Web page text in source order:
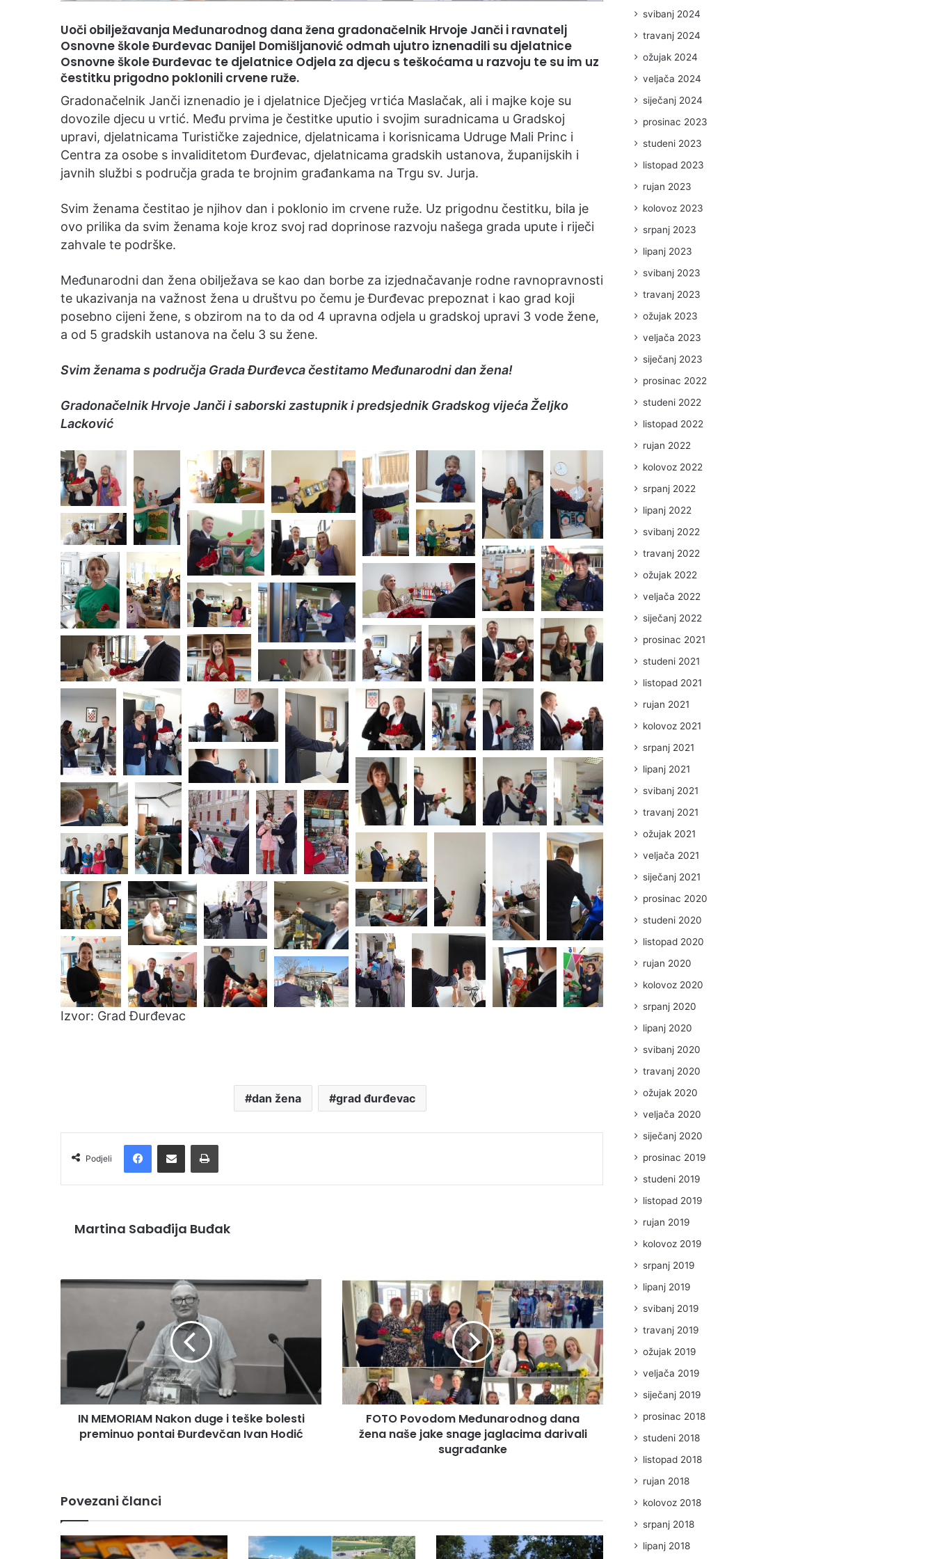
Uoči obilježavanja Međunarodnog dana žena gradonačelnik Hrvoje Janči i ravnatelj
Osnovne škole Đurđevac Danijel Domišljanović odmah ujutro iznenadili su djelatnice
Osnovne škole Đurđevac te djelatnice Odjela za djecu s teškoćama u razvoju te su im uz
čestitku prigodno poklonili crvene ruže.
Gradonačelnik Janči iznenadio je i djelatnice Dječjeg vrtića Maslačak, ali i majke koje su
dovozile djecu u vrtić. Među prvima je čestitke uputio i svojim suradnicama u Gradskoj
upravi, djelatnicama Turističke zajednice, djelatnicama i korisnicama Udruge Mali Princ i
Centra za osobe s invaliditetom Đurđevac, djelatnicama gradskih ustanova, županijskih i
javnih službi s područja grada te brojnim građankama na Trgu sv. Jurja.
Svim ženama čestitao je njihov dan i poklonio im crvene ruže. Uz prigodnu čestitku, bila je
ovo prilika da svim ženama koje kroz svoj rad doprinose razvoju našega grada upute i riječi
zahvale te podrške.
Međunarodni dan žena obilježava se kao dan borbe za izjednačavanje rodne ravnopravnosti
te ukazivanja na važnost žena u društvu po čemu je Đurđevac prepoznat i kao grad koji
posebno cijeni žene, s obzirom na to da od 4 upravna odjela u gradskoj upravi 3 vode žene,
a od 5 gradskih ustanova na čelu 3 su žene.
Svim ženama s područja Grada Đurđevca čestitamo Međunarodni dan žena!
Gradonačelnik Hrvoje Janči i saborski zastupnik i predsjednik Gradskog vijeća Željko
Lacković
Izvor: Grad Đurđevac
dan žena grad đurđevac
Podjeli
Martina Sabađija Buđak
IN MEMORIAM Nakon duge i teške bolesti
preminuo pontai Đurđevčan Ivan Hodić
FOTO Povodom Međunarodnog dana
žena naše jake snage jaglacima darivali
sugrađanke
Povezani članci
svibanj 2024
travanj 2024
ožujak 2024
veljača 2024
siječanj 2024
prosinac 2023
studeni 2023
listopad 2023
rujan 2023
kolovoz 2023
srpanj 2023
lipanj 2023
svibanj 2023
travanj 2023
ožujak 2023
veljača 2023
siječanj 2023
prosinac 2022
studeni 2022
listopad 2022
rujan 2022
kolovoz 2022
srpanj 2022
lipanj 2022
svibanj 2022
travanj 2022
ožujak 2022
veljača 2022
siječanj 2022
prosinac 2021
studeni 2021
listopad 2021
rujan 2021
kolovoz 2021
srpanj 2021
lipanj 2021
svibanj 2021
travanj 2021
ožujak 2021
veljača 2021
siječanj 2021
prosinac 2020
studeni 2020
listopad 2020
rujan 2020
kolovoz 2020
srpanj 2020
lipanj 2020
svibanj 2020
travanj 2020
ožujak 2020
veljača 2020
siječanj 2020
prosinac 2019
studeni 2019
listopad 2019
rujan 2019
kolovoz 2019
srpanj 2019
lipanj 2019
svibanj 2019
travanj 2019
ožujak 2019
veljača 2019
siječanj 2019
prosinac 2018
studeni 2018
listopad 2018
rujan 2018
kolovoz 2018
srpanj 2018
lipanj 2018